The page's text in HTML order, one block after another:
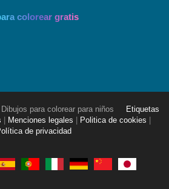
colorear gratis
para colorear para niños
Etiquetas
Menciones legales Politica de cookies
de privacidad